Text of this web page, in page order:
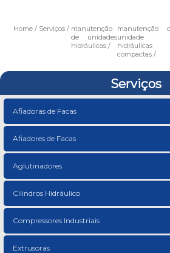
Home Serviços
manutenção
de unidades
hidráulicas
manutenção
unidade
hidráulicas
compactas
Serviços
Afiadoras de Facas
Afiadores de Facas
Aglutinadores
Cilindros Hidráulico
Compressores Industriais
Extrusoras